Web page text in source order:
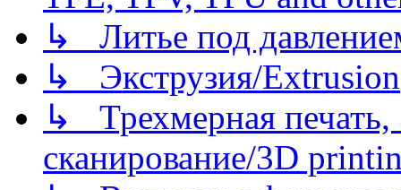
↳ Литье под
↳ Экструзия/Extrusion
↳ Трехмерная
сканирование/3D